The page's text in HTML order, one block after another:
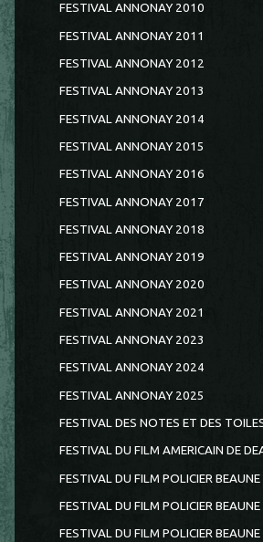
FESTIVAL ANNONAY 2010
FESTIVAL ANNONAY 2011
FESTIVAL ANNONAY 2012
FESTIVAL ANNONAY 2013
FESTIVAL ANNONAY 2014
FESTIVAL ANNONAY 2015
FESTIVAL ANNONAY 2016
FESTIVAL ANNONAY 2017
FESTIVAL ANNONAY 2018
FESTIVAL ANNONAY 2019
FESTIVAL ANNONAY 2020
FESTIVAL ANNONAY 2021
FESTIVAL ANNONAY 2023
FESTIVAL ANNONAY 2024
FESTIVAL ANNONAY 2025
FESTIVAL DES NOTES ET DES
FESTIVAL DU FILM AMERICAIN DE
FESTIVAL DU FILM POLICIER
FESTIVAL DU FILM POLICIER
FESTIVAL DU FILM POLICIER